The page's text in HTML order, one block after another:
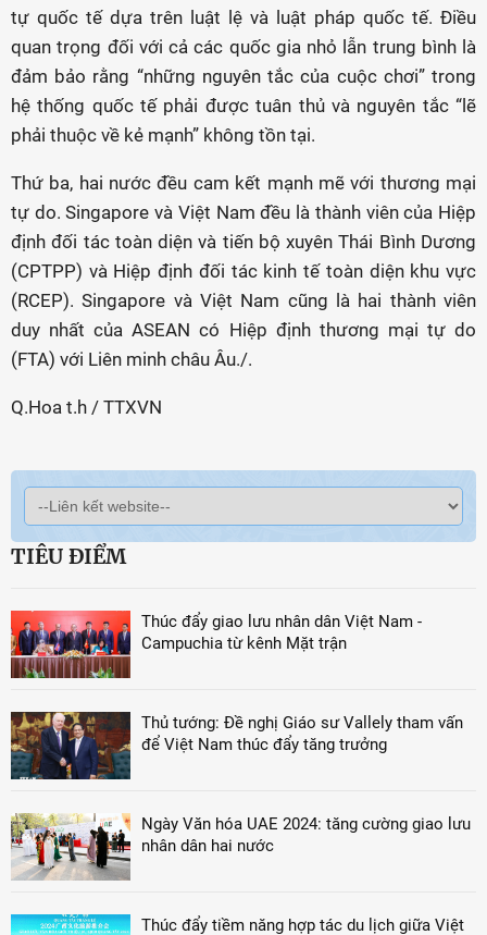
tự quốc tế dựa trên luật lệ và luật pháp quốc tế. Điều
quan trọng đối với cả các quốc gia nhỏ lẫn trung bình là
đảm bảo rằng “những nguyên tắc của cuộc chơi” trong
hệ thống quốc tế phải được tuân thủ và nguyên tắc “lẽ
phải thuộc về kẻ mạnh” không tồn tại.
Thứ ba, hai nước đều cam kết mạnh mẽ với thương mại
tự do. Singapore và Việt Nam đều là thành viên của Hiệp
định đối tác toàn diện và tiến bộ xuyên Thái Bình Dương
(CPTPP) và Hiệp định đối tác kinh tế toàn diện khu vực
(RCEP). Singapore và Việt Nam cũng là hai thành viên
duy nhất của ASEAN có Hiệp định thương mại tự do
(FTA) với Liên minh châu Âu./.
Q.Hoa t.h / TTXVN
TIÊU ĐIỂM
Thúc đẩy giao lưu nhân dân Việt Nam -
Campuchia từ kênh Mặt trận
Thủ tướng: Đề nghị Giáo sư Vallely tham vấn
để Việt Nam thúc đẩy tăng trưởng
Ngày Văn hóa UAE 2024: tăng cường giao lưu
nhân dân hai nước
Thúc đẩy tiềm năng hợp tác du lịch giữa Việt